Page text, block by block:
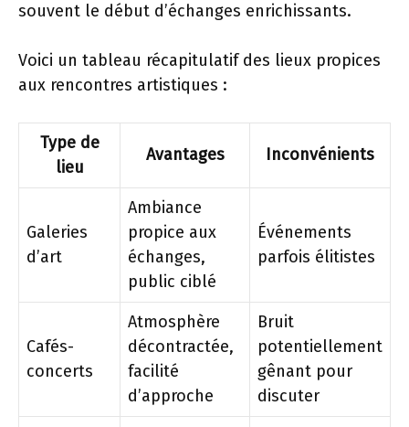
souvent le début d’échanges enrichissants.
Voici un tableau récapitulatif des lieux propices
aux rencontres artistiques :
Type de
lieu
Avantages Inconvénients
Galeries
d’art
Ambiance
propice aux
échanges,
public ciblé
Événements
parfois élitistes
Cafés-
concerts
Atmosphère
décontractée,
facilité
d’approche
Bruit
potentiellement
gênant pour
discuter